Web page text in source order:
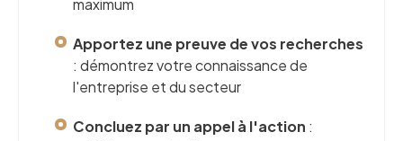
maximum
Apportez une preuve de vos recherches
: démontrez votre connaissance de
l'entreprise et du secteur
Concluez par un appel à l'action :